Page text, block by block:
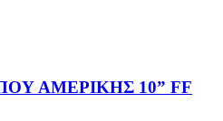
ΑΜΕΡΙΚΗΣ 10” FF